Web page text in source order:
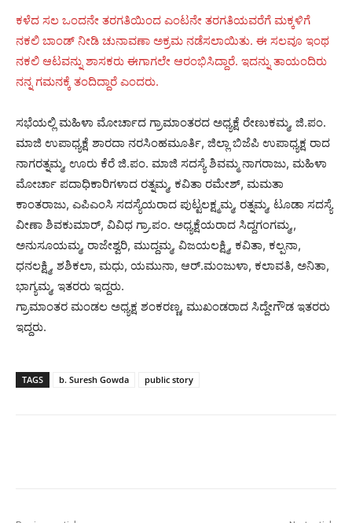
ಕಳೆದ ಸಲ ಒಂದನೇ ತರಗತಿಯಿಂದ ಎಂಟನೇ ತರಗತಿಯವರೆಗೆ ಮಕ್ಕಳಿಗೆ
ನಕಲಿ ಬಾಂಡ್ ನೀಡಿ ಚುನಾವಣಾ ಅಕ್ರಮ ನಡೆಸಲಾಯಿತು. ಈ ಸಲವೂ ಇಂಥ
ನಕಲಿ ಆಟವನ್ನು ಶಾಸಕರು ಈಗಾಗಲೇ ಆರಂಭಿಸಿದ್ದಾರೆ. ಇದನ್ನು ತಾಯಂದಿರು
ನನ್ನ ಗಮನಕ್ಕೆ ತಂದಿದ್ದಾರೆ ಎಂದರು.
ಸಭೆಯಲ್ಲಿ ಮಹಿಳಾ ಮೋರ್ಚಾದ ಗ್ರಾಮಾಂತರದ ಅಧ್ಯಕ್ಷೆ ರೇಣುಕಮ್ಮ, ಜಿ.ಪಂ.
ಮಾಜಿ ಉಪಾಧ್ಯಕ್ಷೆ ಶಾರದಾ ನರಸಿಂಹಮೂರ್ತಿ, ಜಿಲ್ಲಾ ಬಿಜೆಪಿ ಉಪಾಧ್ಯಕ್ಷ ರಾದ
ನಾಗರತ್ನಮ್ಮ, ಊರು ಕೆರೆ ಜಿ.ಪಂ. ಮಾಜಿ ಸದಸ್ಯೆ ಶಿವಮ್ಮ ನಾಗರಾಜು, ಮಹಿಳಾ
ಮೋರ್ಚಾ ಪದಾಧಿಕಾರಿಗಳಾದ ರತ್ನಮ್ಮ, ಕವಿತಾ ರಮೇಶ್, ಮಮತಾ
ಕಾಂತರಾಜು, ಎಪಿಎಂಸಿ ಸದಸ್ಯೆಯರಾದ ಪುಟ್ಟಲಕ್ಷ್ಮಮ್ಮ, ರತ್ನಮ್ಮ, ಟೂಡಾ ಸದಸ್ಯೆ
ವೀಣಾ ಶಿವಕುಮಾರ್, ವಿವಿಧ ಗ್ರಾ.ಪಂ. ಅಧ್ಯಕ್ಷೆಯರಾದ ಸಿದ್ದಗಂಗಮ್ಮ,,
ಅನುಸೂಯಮ್ಮ, ರಾಜೇಶ್ವರಿ, ಮುದ್ದಮ್ಮ, ವಿಜಯಲಕ್ಷ್ಮಿ, ಕವಿತಾ, ಕಲ್ಪನಾ,
ಧನಲಕ್ಷ್ಮಿ, ಶಶಿಕಲಾ, ಮಧು, ಯಮುನಾ, ಆರ್.ಮಂಜುಳಾ, ಕಲಾವತಿ, ಅನಿತಾ,
ಭಾಗ್ಯಮ್ಮ, ಇತರರು ಇದ್ದರು.
ಗ್ರಾಮಾಂತರ ಮಂಡಲ ಅಧ್ಯಕ್ಷ ಶಂಕರಣ್ಣ, ಮುಖಂಡರಾದ ಸಿದ್ದೇಗೌಡ ಇತರರು
ಇದ್ದರು.
TAGS b. Suresh Gowda public story